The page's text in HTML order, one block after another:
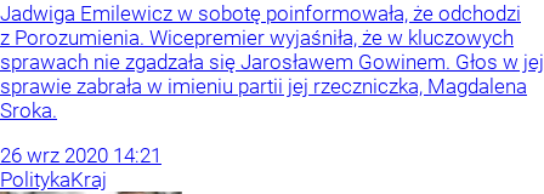
Jadwiga Emilewicz w sobotę poinformowała, że odchodzi
z Porozumienia. Wicepremier wyjaśniła, że w kluczowych
sprawach nie zgadzała się Jarosławem Gowinem. Głos w jej
sprawie zabrała w imieniu partii jej rzeczniczka, Magdalena
Sroka.
26 wrz 2020 14:21
PolitykaKraj